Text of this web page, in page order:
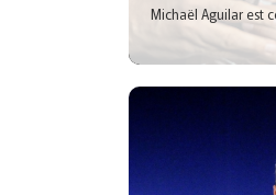
Michaël Aguilar est